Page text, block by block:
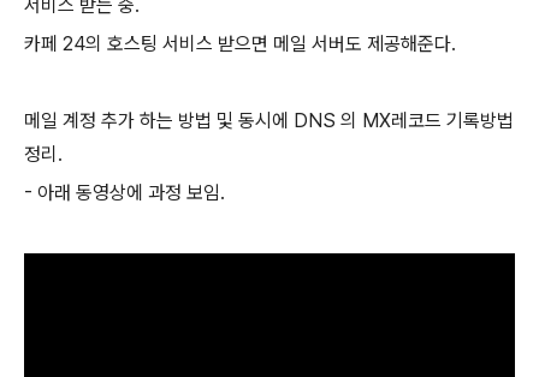
서비스 받는 중.
카페 24의 호스팅 서비스 받으면 메일 서버도 제공해준다.
메일 계정 추가 하는 방법 및 동시에 DNS 의 MX레코드 기록방법
정리.
- 아래 동영상에 과정 보임.